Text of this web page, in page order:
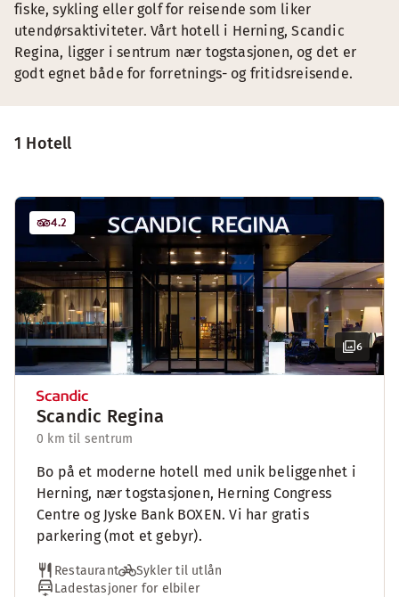
1 Hotell
6
4.2
Scandic Regina
0 km til sentrum
Bo på et moderne hotell med unik beliggenhet i
Herning, nær togstasjonen, Herning Congress
Centre og Jyske Bank BOXEN. Vi har gratis
parkering (mot et gebyr).
Restaurant
Sykler til utlån
Ladestasjoner for elbiler
fiske, sykling eller golf for reisende som liker
utendørsaktiviteter. Vårt hotell i Herning, Scandic
Regina, ligger i sentrum nær togstasjonen, og det er
godt egnet både for forretnings- og fritidsreisende.